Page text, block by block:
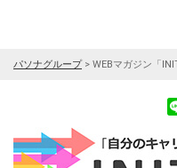
パソナグループ> WEBマガジン「